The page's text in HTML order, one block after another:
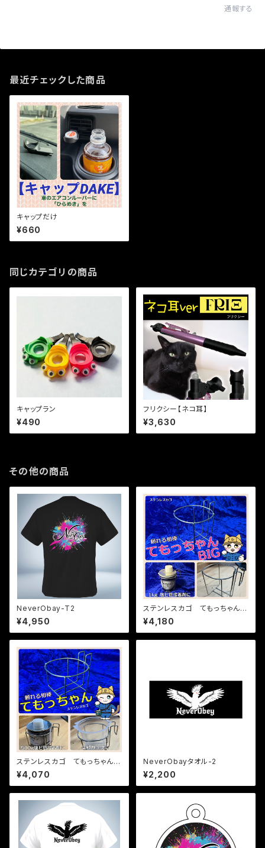
通報する
最近チェックした商品
キャップだけ
¥660
同じカテゴリの商品
キャップラン
¥490
フリクシー【ネコ耳】
¥3,630
その他の商品
NeverObay-T2
¥4,950
ステンレスカゴ てもっちゃん
1kg塩ビ接着剤用
¥4,180
ステンレスカゴ てもっちゃん
500g塩ビ接着剤用
¥4,070
NeverObayタオル-2
¥2,200